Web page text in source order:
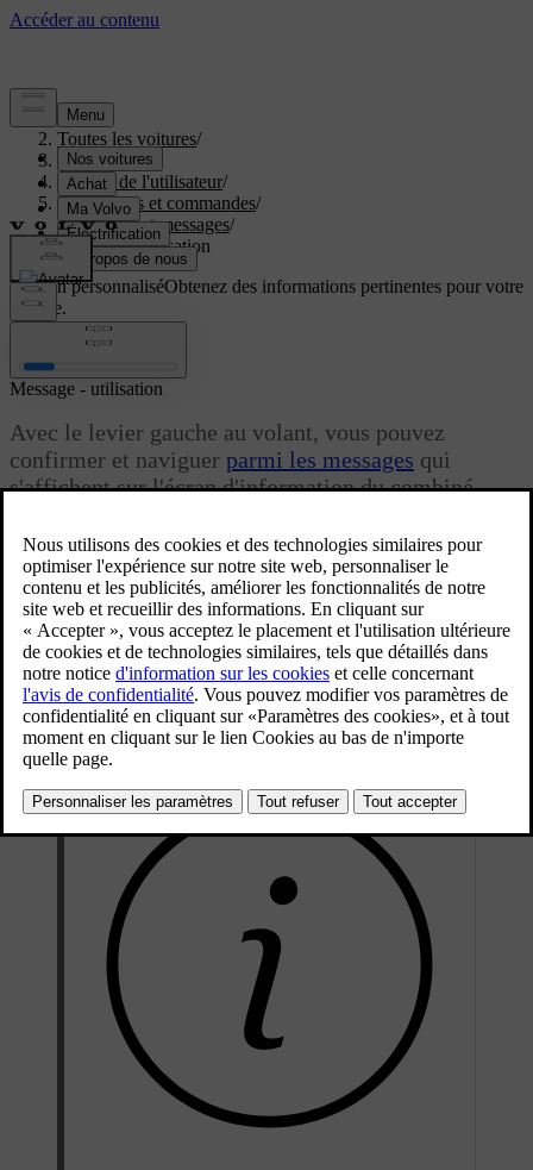
Aide/
Toutes les voitures/
V40 2019/
Manuel de l'utilisateur/
Instruments et commandes/
Témoins et messages/
Message - utilisation
Soutien personnaliséObtenez des informations pertinentes pour votre
voiture.
Connexion
Mis à jour 08/06/2023
Message - utilisation
Avec le levier gauche au volant, vous pouvez
confirmer et naviguer parmi les messages qui
s'affichent sur l'écran d'information du combiné
Un témoin d'avertissement, d'information ou de contrôle s'allume et
en même temps, un message complémentaire apparaît sur l'écran.
Les messages d'erreur sont mémorisés dans une liste jusqu'à la
correction de l'erreur.
Presser surOKsitué à gauche du levier du volant pour confirmer[1]
un message. Naviguez parmi les messages avec lamolette.